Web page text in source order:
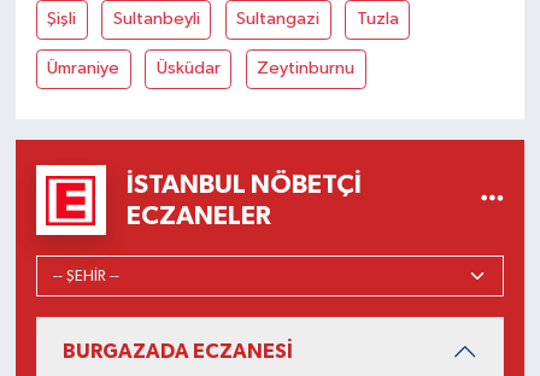
Şişli Sultanbeyli Sultangazi Tuzla
Ümraniye Üsküdar Zeytinburnu
İSTANBUL NÖBETÇI
ECZANELER
BURGAZADA ECZANESİ